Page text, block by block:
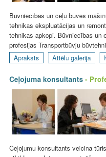
Būvniecības un ceļu būves
tehnikas ekspluatācijas un
tehnikas apkopi. Būvniecības un
profesijas Transportbūvju
Apraksts
Attēlu galerija
Ceļojuma konsultants -
Ceļojumu konsultants veicina